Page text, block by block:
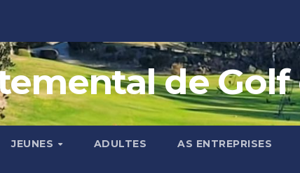
de Golf
JEUNES ADULTES AS ENTREPRISES